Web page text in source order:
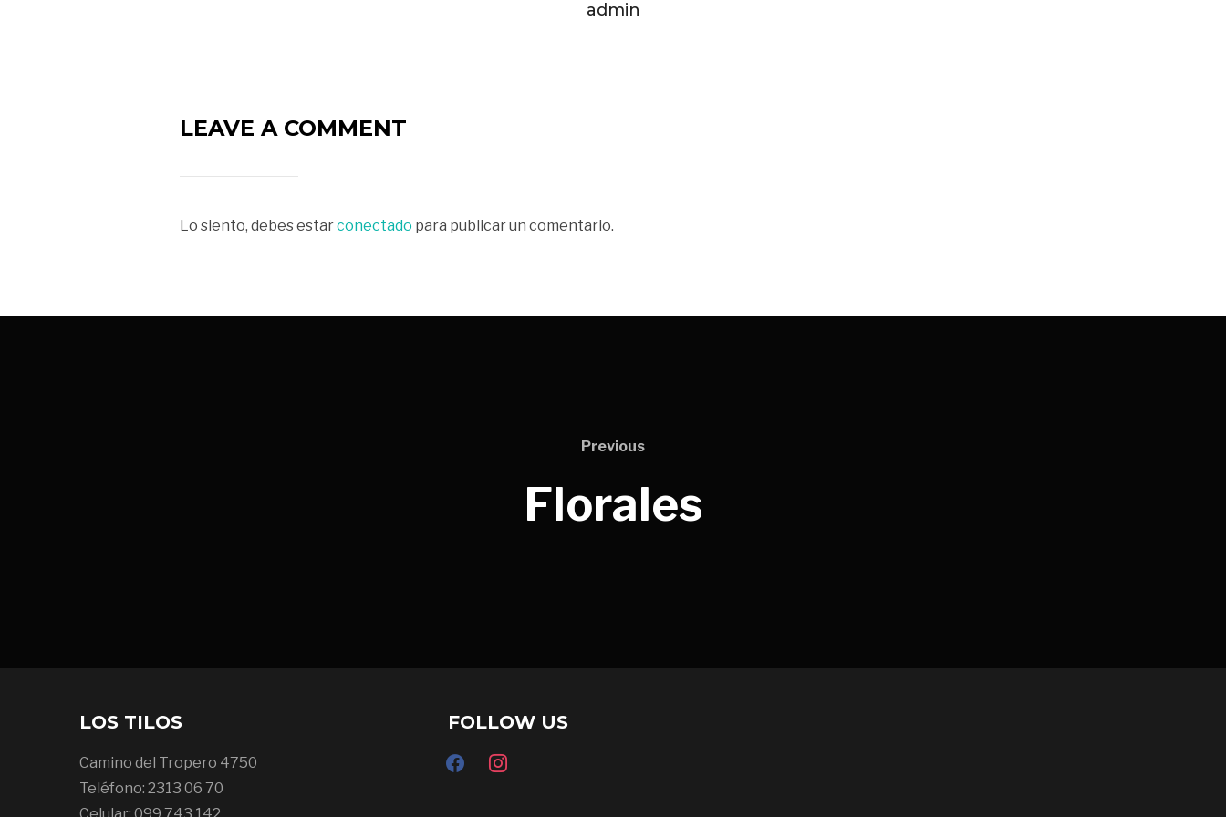
admin
LEAVE A COMMENT
Lo siento, debes estarconectado para publicar un comentario.
Previous
Florales
LOS TILOS
Camino del Tropero 4750
Teléfono: 2313 06 70
FOLLOW US
facebookinstagram